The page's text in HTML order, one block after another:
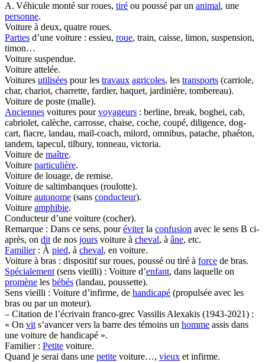
A. Véhicule monté sur roues, tiré ou poussé par un animal, une
personne.
Voiture à deux, quatre roues.
Parties d’une voiture : essieu, roue, train, caisse, limon, suspension,
timon…
Voiture suspendue.
Voiture attelée.
Voitures utilisées pour les travaux agricoles, les transports (carriole,
char, chariot, charrette, fardier, haquet, jardinière, tombereau).
Voiture de poste (malle).
Anciennes voitures pourvoyageurs : berline, break, boghei, cab,
cabriolet, calèche, carrosse, chaise, coche, coupé, diligence, dog-
cart, fiacre, landau, mail-coach, milord, omnibus, patache, phaéton,
tandem, tapecul, tilbury, tonneau, victoria.
Voiture de maître.
Voiture particulière.
Voiture de louage, de remise.
Voiture de saltimbanques (roulotte).
Voiture autonome (sans conducteur).
Voiture amphibie.
Conducteur d’une voiture (cocher).
Remarque : Dans ce sens, pouréviterla confusion avec le sens B ci-
après, on dit de nos jours voiture à cheval, à âne, etc.
Familier: À pied, à cheval, en voiture.
Voiture à bras : dispositif sur roues, poussé ou tiré à force de bras.
Spécialement (sens vieilli) : Voiture d’enfant, dans laquelle on
promène les bébés (landau, poussette).
Sens vieilli : Voiture d’infirme, de handicapé (propulsée avec les
bras ou par un moteur).
– Citation de l’écrivain franco-grec Vassilis Alexakis (1943-2021) :
« On vit s’avancer vers la barre des témoins un homme assis dans
une voiture de handicapé ».
Familier : Petite voiture.
Quand je serai dans une petite voiture…, vieux et infirme.